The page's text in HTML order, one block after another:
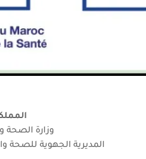
وزارة الصحة
المديرية الجهوية للصحة